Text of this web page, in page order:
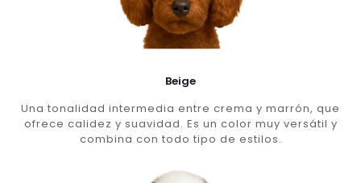
Beige
Una tonalidad intermedia entre crema y marrón, que
ofrece calidez y suavidad. Es un color muy versátil y
combina con todo tipo de estilos.